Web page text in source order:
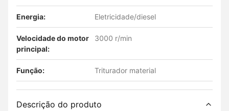
Energia: Eletricidade/diesel
Velocidade do motor
principal:
3000 r/min
Função: Triturador material
Descrição do produto